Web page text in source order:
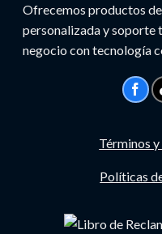
Ofrecemos productos
personalizada y soporte
negocio con tecnología
Términos
Políticas